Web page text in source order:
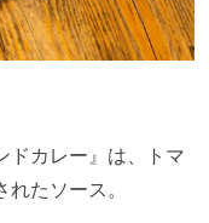
ドカレー』は、トマ
たソース。